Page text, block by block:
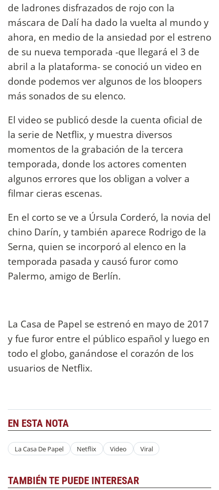
de ladrones disfrazados de rojo con la
máscara de Dalí ha dado la vuelta al mundo y
ahora, en medio de la ansiedad por el estreno
de su nueva temporada -que llegará el 3 de
abril a la plataforma- se conoció un video en
donde podemos ver algunos de los bloopers
más sonados de su elenco.
El video se publicó desde la cuenta oficial de
la serie de Netflix, y muestra diversos
momentos de la grabación de la tercera
temporada, donde los actores comenten
algunos errores que los obligan a volver a
filmar cieras escenas.
En el corto se ve a Úrsula Corderó, la novia del
chino Darín, y también aparece Rodrigo de la
Serna, quien se incorporó al elenco en la
temporada pasada y causó furor como
Palermo, amigo de Berlín.
La Casa de Papel se estrenó en mayo de 2017
y fue furor entre el público español y luego en
todo el globo, ganándose el corazón de los
usuarios de Netflix.
EN ESTA NOTA
La Casa De Papel Netflix Video Viral
TAMBIÉN TE PUEDE INTERESAR